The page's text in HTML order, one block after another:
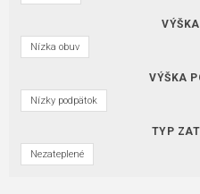
Nízka obuv
VÝŠKA
Nízky podpätok
TYP
Nezateplené